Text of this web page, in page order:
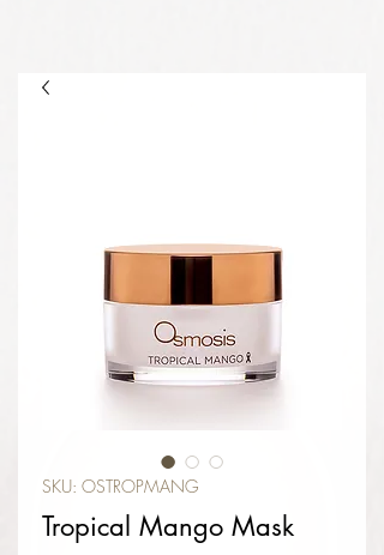
SKU: OSTROPMANG
Tropical Mango Mask